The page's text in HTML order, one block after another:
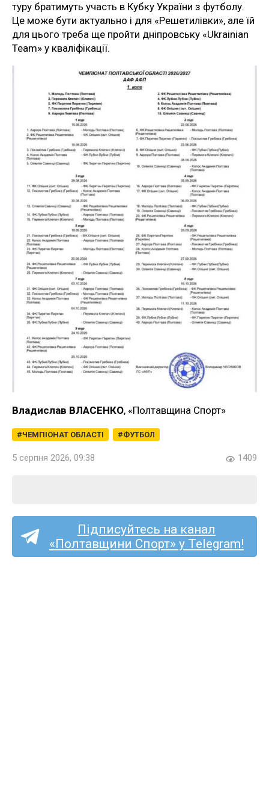
туру братимуть участь в Кубку України з футболу.
Це може бути актуально і для «Решетилівки», але їй
для цього треба ще пройти дніпровську «Ukrainian
Team» у кваліфікації.
Владислав ВЛАСЕНКО, «Полтавщина Спорт»
ЧЕМПІОНАТ ОБЛАСТІ ФУТБОЛ
5 серпня 2026, 09:38 1409
Підписуйтесь на канал
«Полтавщини Спорт» у Telegram!